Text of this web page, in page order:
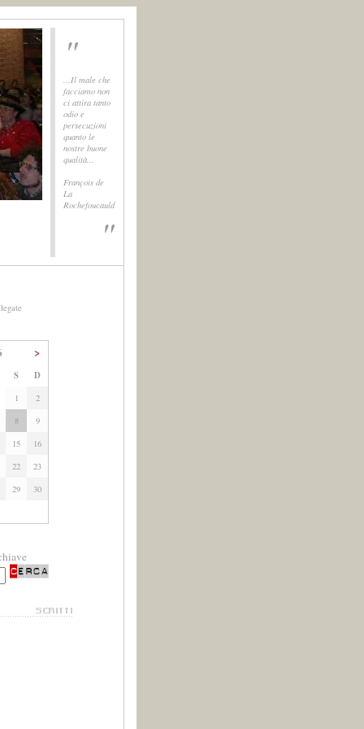
"
...Il male che
facciamo non
ci attira tanto
odio e
persecuzioni
quanto le
nostre buone
qualità...
François de
La
Rochefoucauld
"
>
S D
1
2
8
9
15
16
22
23
29
30